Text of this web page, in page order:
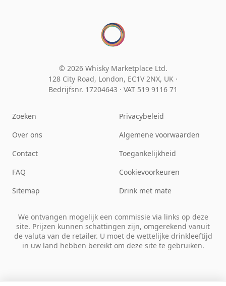
© 2026 Whisky Marketplace Ltd.
128 City Road, London, EC1V 2NX, UK ·
Bedrijfsnr. 17204643 · VAT 519 9116 71
Zoeken
Over ons
Contact
FAQ
Sitemap
Privacybeleid
Algemene voorwaarden
Toegankelijkheid
Cookievoorkeuren
Drink met mate
We ontvangen mogelijk een commissie via links op deze
site. Prijzen kunnen schattingen zijn, omgerekend vanuit
de valuta van de retailer. U moet de wettelijke drinkleeftijd
in uw land hebben bereikt om deze site te gebruiken.